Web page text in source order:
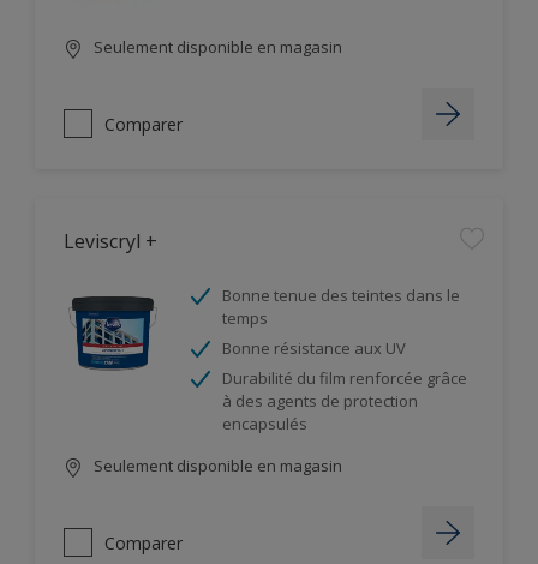
Seulement disponible en magasin
Comparer
Leviscryl +
Bonne tenue des teintes dans le
temps
Bonne résistance aux UV
Durabilité du film renforcée grâce
à des agents de protection
encapsulés
Seulement disponible en magasin
Comparer